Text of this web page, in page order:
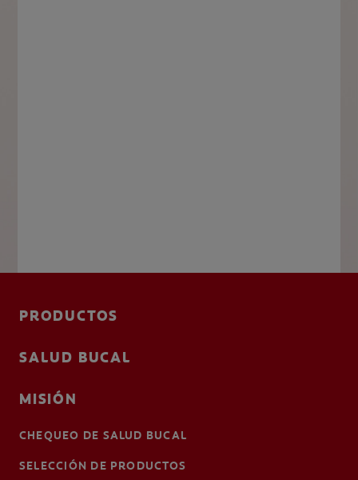
PRODUCTOS
SALUD BUCAL
MISIÓN
CHEQUEO DE SALUD BUCAL
SELECCIÓN DE PRODUCTOS